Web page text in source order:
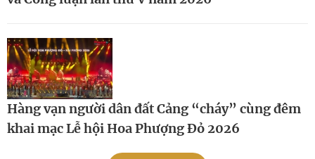
Hàng vạn người dân đất Cảng “cháy” cùng đêm
khai mạc Lễ hội Hoa Phượng Đỏ 2026